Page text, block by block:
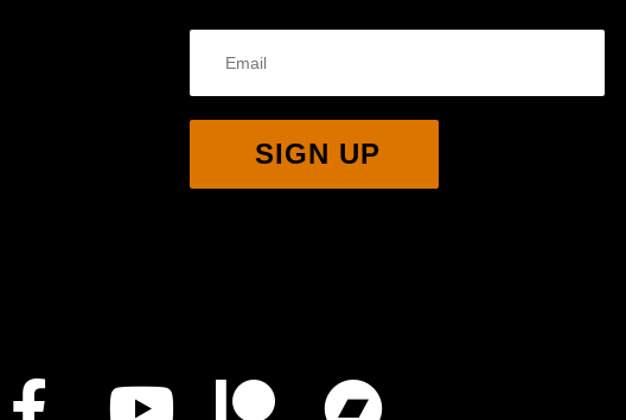
SIGN UP